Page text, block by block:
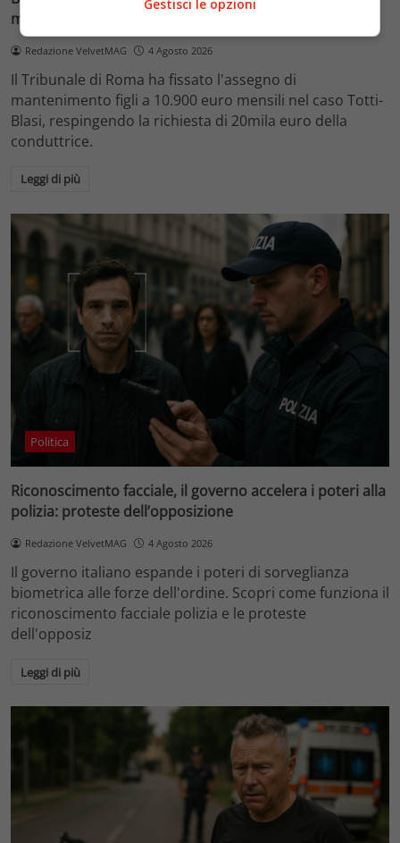
mantenimento a 10.900 euro
Redazione VelvetMAG 4 Agosto 2026
Il Tribunale di Roma ha fissato l'assegno di
mantenimento figli a 10.900 euro mensili nel caso Totti-
Blasi, respingendo la richiesta di 20mila euro della
conduttrice.
Leggi di più
Politica
Riconoscimento facciale, il governo accelera i poteri alla
polizia: proteste dell’opposizione
Redazione VelvetMAG 4 Agosto 2026
Il governo italiano espande i poteri di sorveglianza
biometrica alle forze dell'ordine. Scopri come funziona il
riconoscimento facciale polizia e le proteste
dell'opposiz
Leggi di più
Gestisci le opzioni